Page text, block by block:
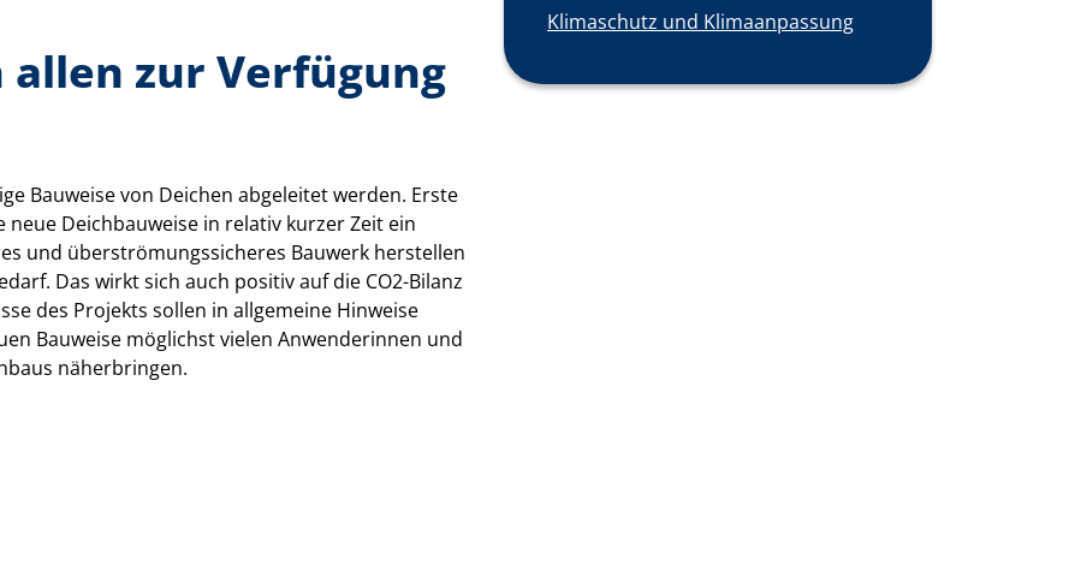
allen zur Verfügung
Bauweise von Deichen abgeleitet werden. Erste
Deichbauweise in relativ kurzer Zeit ein
und überströmungssicheres Bauwerk herstellen
Das wirkt sich auch positiv auf die CO2-Bilanz
des Projekts sollen in allgemeine Hinweise
Bauweise möglichst vielen Anwenderinnen und
näherbringen.
Klimaschutz und Klimaanpassung